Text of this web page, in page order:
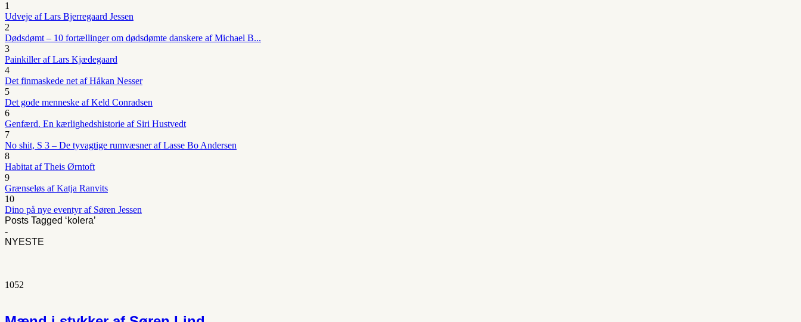
1
Udveje af Lars Bjerregaard Jessen
2
Dødsdømt – 10 fortællinger om dødsdømte danskere af Michael B...
3
Painkiller af Lars Kjædegaard
4
Det finmaskede net af Håkan Nesser
5
Det gode menneske af Keld Conradsen
6
Genfærd. En kærlighedshistorie af Siri Hustvedt
7
No shit, S 3 – De tyvagtige rumvæsner af Lasse Bo Andersen
8
Habitat af Theis Ørntoft
9
Grænseløs af Katja Ranvits
10
Dino på nye eventyr af Søren Jessen
Posts Tagged ‘kolera’
-
NYESTE
1052